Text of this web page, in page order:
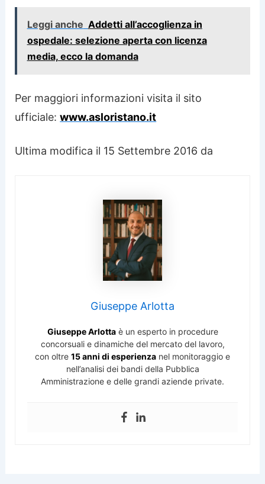
Leggi anche Addetti all’accoglienza in
ospedale: selezione aperta con licenza
media, ecco la domanda
Per maggiori informazioni visita il sito
ufficiale:www.asloristano.it
Ultima modifica il 15 Settembre 2016 da
Giuseppe Arlotta
Giuseppe Arlottaè un esperto in procedure
concorsuali e dinamiche del mercato del lavoro,
con oltre 15 anni di esperienza nel monitoraggio e
nell’analisi dei bandi della Pubblica
Amministrazione e delle grandi aziende private.